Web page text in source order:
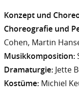
Konzept und
Choreografie und
Cohen, Martin
Musikkomposition:
Dramaturgie: Jette
Kostüme: Michiel